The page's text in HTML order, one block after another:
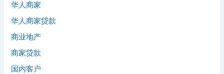
华人商家
华人商家贷款
商业地产
商家贷款
国内客户